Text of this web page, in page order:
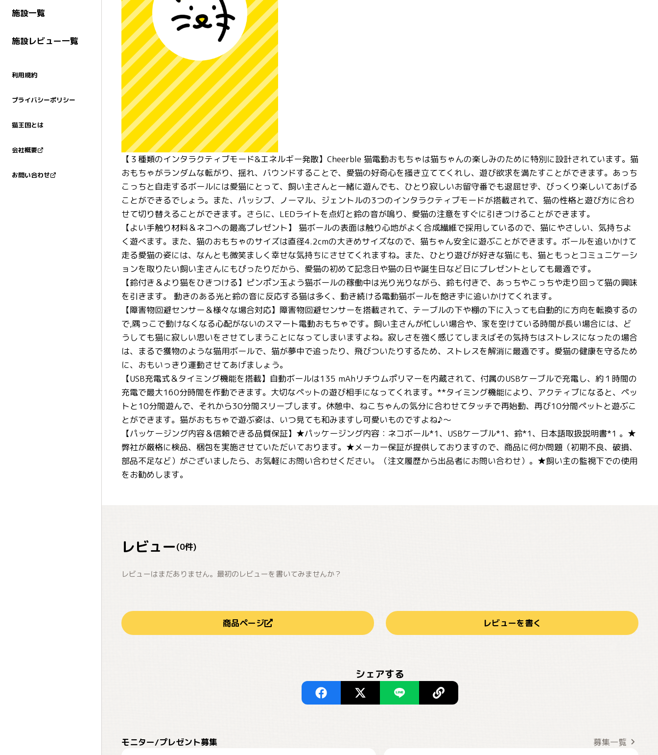
施設一覧
施設レビュー一覧
利用規約
プライバシーポリシー
猫王国とは
会社概要
お問い合わせ
【３種類のインタラクティブモード&エネルギー発散】Cheerble 猫電動おもちゃは猫ちゃんの楽しみのために特別に設計されています。猫
おもちゃがランダムな転がり、揺れ、バウンドすることで、愛猫の好奇心を掻き立ててくれし、遊び欲求を満たすことができます。あっち
こっちと自走するボールには愛猫にとって、飼い主さんと一緒に遊んでも、ひとり寂しいお留守番でも退屈せず、びっくり楽しいてあげる
ことができるでしょう。また、パッシブ、ノーマル、ジェントルの3つのインタラクティブモードが搭載されて、猫の性格と遊び方に合わ
せて切り替えることができます。さらに、LEDライトを点灯と鈴の音が鳴り、愛猫の注意をすぐに引きつけることができます。
【よい手触り材料＆ネコへの最高プレゼント】 猫ボールの表面は触り心地がよく合成繊維で採用しているので、猫にやさしい、気持ちよ
く遊べます。また、猫のおもちゃのサイズは直径4.2cmの大きめサイズなので、猫ちゃん安全に遊ぶことができます。ボールを追いかけて
走る愛猫の姿には、なんとも微笑ましく幸せな気持ちにさせてくれますね。また、ひとり遊びが好きな猫にも、猫ともっとコミュニケーシ
ョンを取りたい飼い主さんにもぴったりだから、愛猫の初めて記念日や猫の日や誕生日など日にプレゼントとしても最適です。
【鈴付き＆より猫をひきつける】ピンポン玉よう猫ボールの稼働中は光り光りながら、鈴も付きで、あっちやこっちや走り回って猫の興味
を引きます。 動きのある光と鈴の音に反応する猫は多く、動き続ける電動猫ボールを飽きずに追いかけてくれます。
【障害物回避センサー＆様々な場合対応】障害物回避センサーを搭載されて、テーブルの下や棚の下に入っても自動的に方向を転換するの
で,隅っこで動けなくなる心配がないのスマート電動おもちゃです。飼い主さんが忙しい場合や、家を空けている時間が長い場合には、ど
うしても猫に寂しい思いをさせてしまうことになってしまいますよね。寂しさを強く感じてしまえばその気持ちはストレスになったの場合
は、まるで獲物のような猫用ボールで、猫が夢中で追ったり、飛びついたりするため、ストレスを解消に最適です。愛猫の健康を守るため
に、おもいっきり運動させてあげましょう。
【USB充電式＆タイミング機能を搭載】自動ボールは135 mAhリチウムポリマーを内蔵されて、付属のUSBケーブルで充電し、約１時間の
充電で最大160分時間を作動できます。大切なペットの遊び相手になってくれます。**タイミング機能により、アクティブになると、ペッ
トと10分間遊んで、それから30分間スリープします。休憩中、ねこちゃんの気分に合わせてタッチで再始動、再び10分間ペットと遊ぶこ
とができます。猫がおもちゃで遊ぶ姿は、いつ見ても和みますし可愛いものですよね♪～
【パッケージング内容＆信頼できる品質保証】★パッケージング内容：ネコボール*1、USBケーブル*1、鈴*1、日本語取扱説明書*1 。★
弊社が厳格に検品、梱包を実施させていただいております。★メーカー保証が提供しておりますので、商品に何か問題（初期不良、破損、
部品不足など）がございましたら、お気軽にお問い合わせください。（注文履歴から出品者にお問い合わせ）。★飼い主の監視下での使用
をお勧めします。
レビュー(0件)
レビューはまだありません。最初のレビューを書いてみませんか？
商品ページ レビューを書く
シェアする
モニター/プレゼント募集 募集一覧